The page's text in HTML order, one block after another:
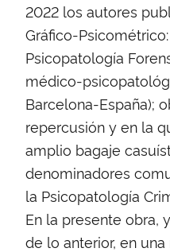
2022 los autores
Gráfico-
Psicopatología
médico-
Barcelona-España);
repercusión y en la
amplio bagaje
denominadores
la Psicopatología
En la presente obra,
de lo anterior, en